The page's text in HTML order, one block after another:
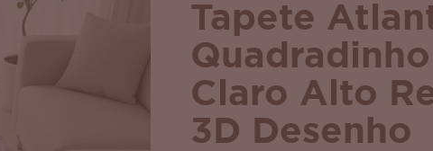
Tapete
Claro Alto
3D Desenho